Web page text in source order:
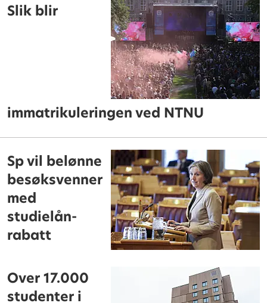
Slik blir
immatrikuleringen ved NTNU
Sp vil belønne
besøksvenner
med
studielån-
rabatt
Over 17.000
studenter i